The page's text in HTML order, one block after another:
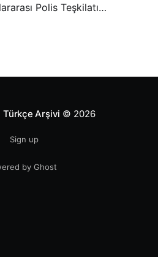
Polis Teşkilatı
Türkçe Arşivi © 2026
Sign up
by Ghost